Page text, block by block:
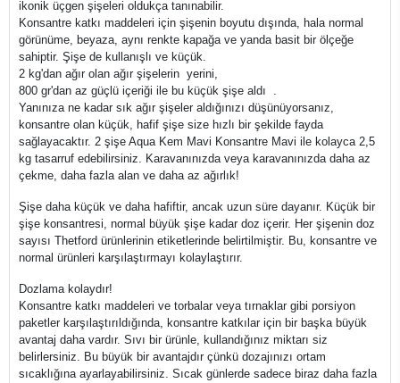
ikonik üçgen şişeleri oldukça tanınabilir.
Konsantre katkı maddeleri için şişenin boyutu dışında, hala normal
görünüme, beyaza, aynı renkte kapağa ve yanda basit bir ölçeğe
sahiptir. Şişe de kullanışlı ve küçük.
2 kg'dan ağır olan ağır şişelerin yerini,
800 gr'dan az güçlü içeriği ile bu küçük şişe aldı .
Yanınıza ne kadar sık ​​ağır şişeler aldığınızı düşünüyorsanız,
konsantre olan küçük, hafif şişe size hızlı bir şekilde fayda
sağlayacaktır. 2 şişe Aqua Kem Mavi Konsantre Mavi ile kolayca 2,5
kg tasarruf edebilirsiniz. Karavanınızda veya karavanınızda daha az
çekme, daha fazla alan ve daha az ağırlık!
Şişe daha küçük ve daha hafiftir, ancak uzun süre dayanır. Küçük bir
şişe konsantresi, normal büyük şişe kadar doz içerir. Her şişenin doz
sayısı Thetford ürünlerinin etiketlerinde belirtilmiştir. Bu, konsantre ve
normal ürünleri karşılaştırmayı kolaylaştırır.
Dozlama kolaydır!
Konsantre katkı maddeleri ve torbalar veya tırnaklar gibi porsiyon
paketler karşılaştırıldığında, konsantre katkılar için bir başka büyük
avantaj daha vardır. Sıvı bir ürünle, kullandığınız miktarı siz
belirlersiniz. Bu büyük bir avantajdır çünkü dozajınızı ortam
sıcaklığına ayarlayabilirsiniz. Sıcak günlerde sadece biraz daha fazla